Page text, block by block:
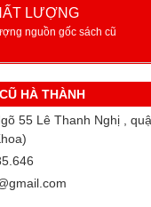
LƯỢNG
nguồn gốc sách cũ
HÀ THÀNH
55 Lê Thanh Nghị ,